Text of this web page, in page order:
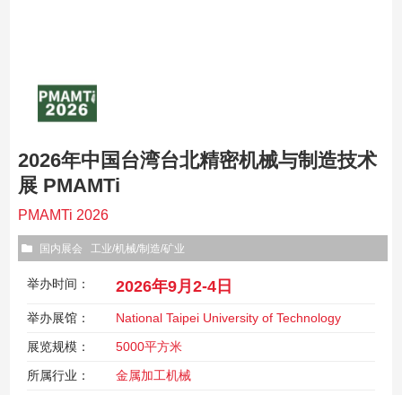
2026年中国台湾台北精密机械与制造技术
展 PMAMTi
PMAMTi 2026
国内展会 工业/机械/制造/矿业
举办时间： 2026年9月2-4日
举办展馆：
National Taipei University of Technology
展览规模：
5000平方米
所属行业：
金属加工机械